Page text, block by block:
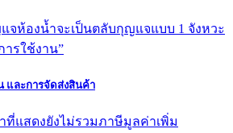
จห้องน้ำจะเป็นตลับกุญแจแบบ 1 จังหวะ
ารใช้งาน”
และการจัดส่งสินค้า
ที่แสดงยังไม่รวมภาษีมูลค่าเพิ่ม